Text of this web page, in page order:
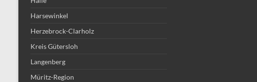
Harsewinkel
Herzebrock-Clarholz
Kreis Gütersloh
Langenberg
Müritz-Region